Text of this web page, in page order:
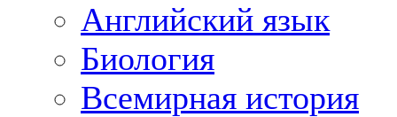
Английский язык
Биология
Всемирная история